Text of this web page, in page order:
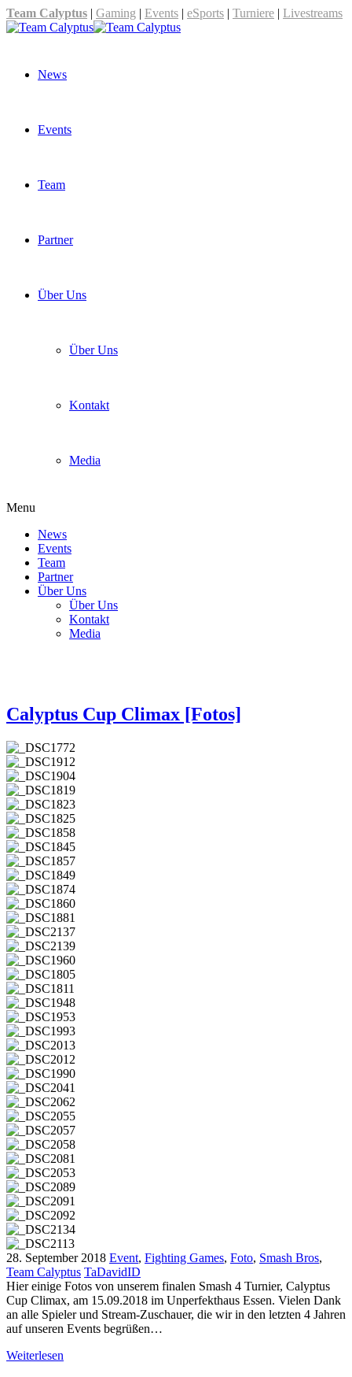
Team Calyptus | Gaming | Events | eSports | Turniere | Livestreams
News
Events
Team
Partner
Über Uns
Über Uns
Kontakt
Media
Menu
News
Events
Team
Partner
Über Uns
Über Uns
Kontakt
Media
Calyptus Cup Climax [Fotos]
28. September 2018 Event, Fighting Games, Foto, Smash Bros,
Team Calyptus TaDavidID
Hier einige Fotos von unserem finalen Smash 4 Turnier, Calyptus
Cup Climax, am 15.09.2018 im Unperfekthaus Essen. Vielen Dank
an alle Spieler und Stream-Zuschauer, die wir in den letzten 4 Jahren
auf unseren Events begrüßen…
Weiterlesen